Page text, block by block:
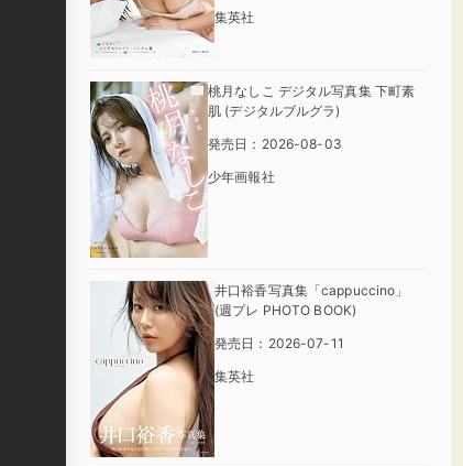
集英社
桃月なしこ デジタル写真集 下町素
肌 (デジタルブルグラ)
発売日：2026-08-03
少年画報社
井口裕香写真集「cappuccino」
(週プレ PHOTO BOOK)
発売日：2026-07-11
集英社